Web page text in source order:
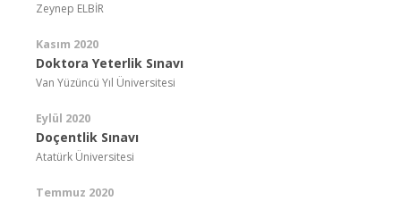
Zeynep ELBİR
Kasım 2020
Doktora Yeterlik Sınavı
Van Yüzüncü Yıl Üniversitesi
Eylül 2020
Doçentlik Sınavı
Atatürk Üniversitesi
Temmuz 2020